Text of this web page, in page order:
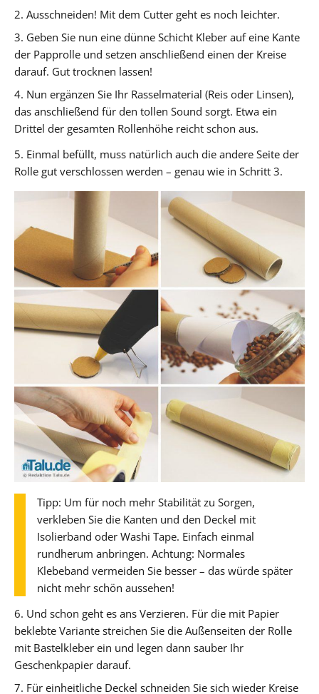
2. Ausschneiden! Mit dem Cutter geht es noch leichter.
3. Geben Sie nun eine dünne Schicht Kleber auf eine Kante
der Papprolle und setzen anschließend einen der Kreise
darauf. Gut trocknen lassen!
4. Nun ergänzen Sie Ihr Rasselmaterial (Reis oder Linsen),
das anschließend für den tollen Sound sorgt. Etwa ein
Drittel der gesamten Rollenhöhe reicht schon aus.
5. Einmal befüllt, muss natürlich auch die andere Seite der
Rolle gut verschlossen werden – genau wie in Schritt 3.
Tipp: Um für noch mehr Stabilität zu Sorgen,
verkleben Sie die Kanten und den Deckel mit
Isolierband oder Washi Tape. Einfach einmal
rundherum anbringen. Achtung: Normales
Klebeband vermeiden Sie besser – das würde später
nicht mehr schön aussehen!
6. Und schon geht es ans Verzieren. Für die mit Papier
beklebte Variante streichen Sie die Außenseiten der Rolle
mit Bastelkleber ein und legen dann sauber Ihr
Geschenkpapier darauf.
7. Für einheitliche Deckel schneiden Sie sich wieder Kreise